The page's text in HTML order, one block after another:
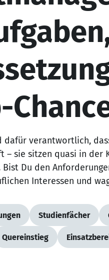
dafür verantwortlich,
– sie sitzen quasi in der
Du den
Interessen und
Studienfächer
Quereinstieg